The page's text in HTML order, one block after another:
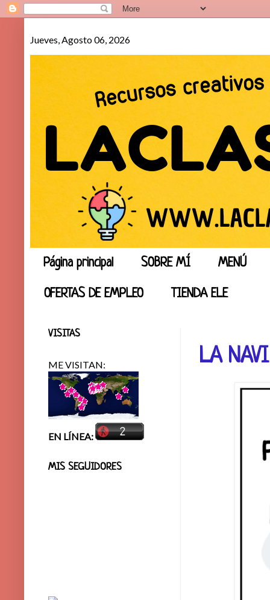
Jueves, Agosto 06, 2026
Página principal SOBRE MÍ MENÚ
OFERTAS DE EMPLEO TIENDA ELE
LA
VISITAS
ME VISITAN:
EN LÍNEA:
MIS SEGUIDORES